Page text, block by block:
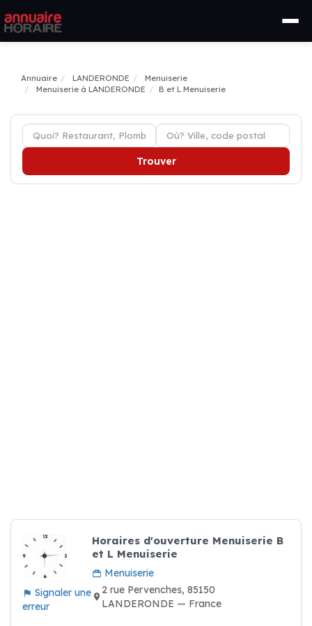
Annuaire LANDERONDE
Menuiserie
Menuiserie à LANDERONDE
B et L Menuiserie
Trouver
Signaler une
erreur
Horaires d'ouverture Menuiserie B
et L Menuiserie
Menuiserie
2 rue Pervenches, 85150
LANDERONDE — France